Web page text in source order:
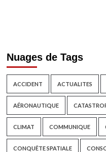
Nuages de Tags
ACCIDENT ACTUALITES
AÉRONAUTIQUE
CLIMAT COMMUNIQUE
CONQUÊTE SPATIALE